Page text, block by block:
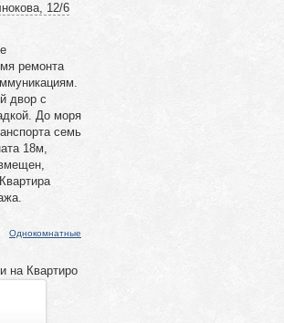
12/6
ремонта
двор с
До моря
семь
18м,
Однокомнатные
на Квартиро